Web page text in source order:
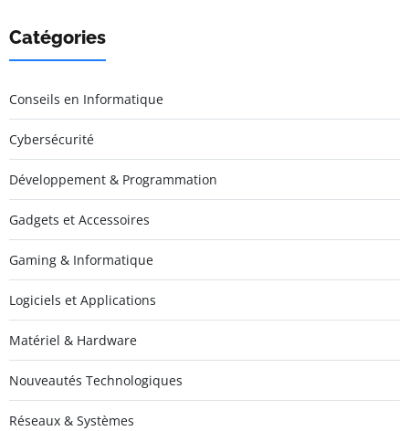
Catégories
Conseils en Informatique
Cybersécurité
Développement & Programmation
Gadgets et Accessoires
Gaming & Informatique
Logiciels et Applications
Matériel & Hardware
Nouveautés Technologiques
Réseaux & Systèmes